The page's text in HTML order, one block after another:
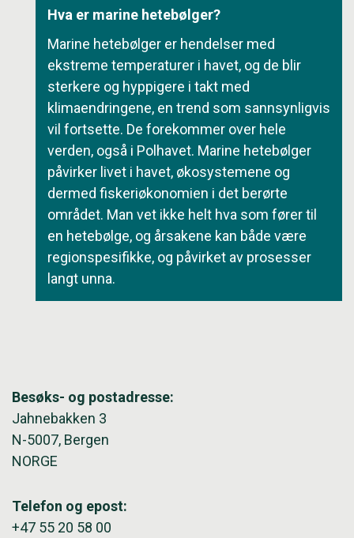
Hva er marine hetebølger?
Marine hetebølger er hendelser med
ekstreme temperaturer i havet, og de blir
sterkere og hyppigere i takt med
klimaendringene, en trend som sannsynligvis
vil fortsette. De forekommer over hele
verden, også i Polhavet. Marine hetebølger
påvirker livet i havet, økosystemene og
dermed fiskeriøkonomien i det berørte
området. Man vet ikke helt hva som fører til
en hetebølge, og årsakene kan både være
regionspesifikke, og påvirket av prosesser
langt unna.
Besøks- og postadresse:
Jahnebakken 3
N-5007, Bergen
NORGE
Telefon og epost:
+47 55 20 58 00